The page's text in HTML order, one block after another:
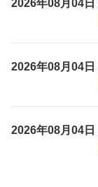
2026年08月04日
2026年08月04日
2026年08月04日